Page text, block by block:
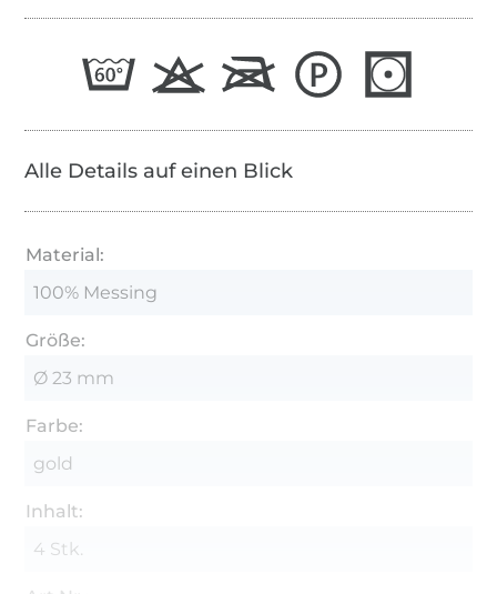
Alle Details auf einen Blick
Material:
100% Messing
Größe:
Ø 23 mm
Farbe:
gold
Inhalt:
4 Stk.